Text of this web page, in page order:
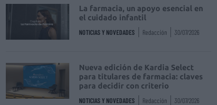
La farmacia, un apoyo esencial en
el cuidado infantil
NOTICIAS Y NOVEDADES Redacción 30/07/2026
Nueva edición de Kardia Select
para titulares de farmacia: claves
para decidir con criterio
NOTICIAS Y NOVEDADES Redacción 30/07/2026